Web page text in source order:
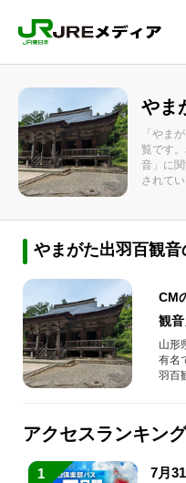
やま
「やま
覧です
音」に
されてい
やまがた出羽百観音
CM
観
山形
有名
羽百
アクセスランキング
1
7月